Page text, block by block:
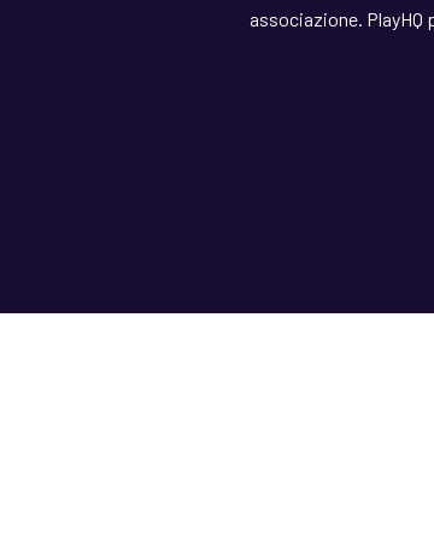
associazione. PlayHQ